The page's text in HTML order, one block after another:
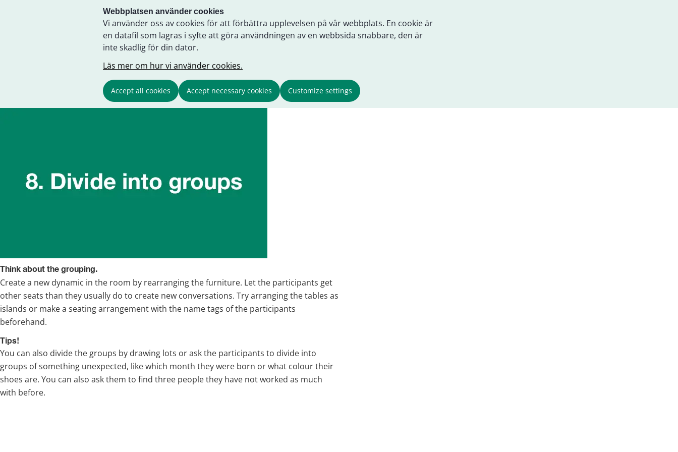
Webbplatsen använder cookies
Vi använder oss av cookies för att förbättra upplevelsen på vår webbplats. En cookie är
en datafil som lagras i syfte att göra användningen av en webbsida snabbare, den är
inte skadlig för din dator.
Läs mer om hur vi använder cookies.
Accept all cookies Accept necessary cookies Customize settings
Think about the grouping.
Create a new dynamic in the room by rearranging the furniture. Let the participants get
other seats than they usually do to create new conversations. Try arranging the tables as
islands or make a seating arrangement with the name tags of the participants
beforehand.
Tips!
You can also divide the groups by drawing lots or ask the participants to divide into
groups of something unexpected, like which month they were born or what colour their
shoes are. You can also ask them to find three people they have not worked as much
with before.